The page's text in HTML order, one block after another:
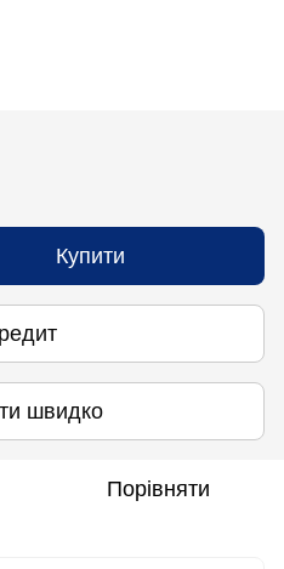
Купити
швидко
Порівняти